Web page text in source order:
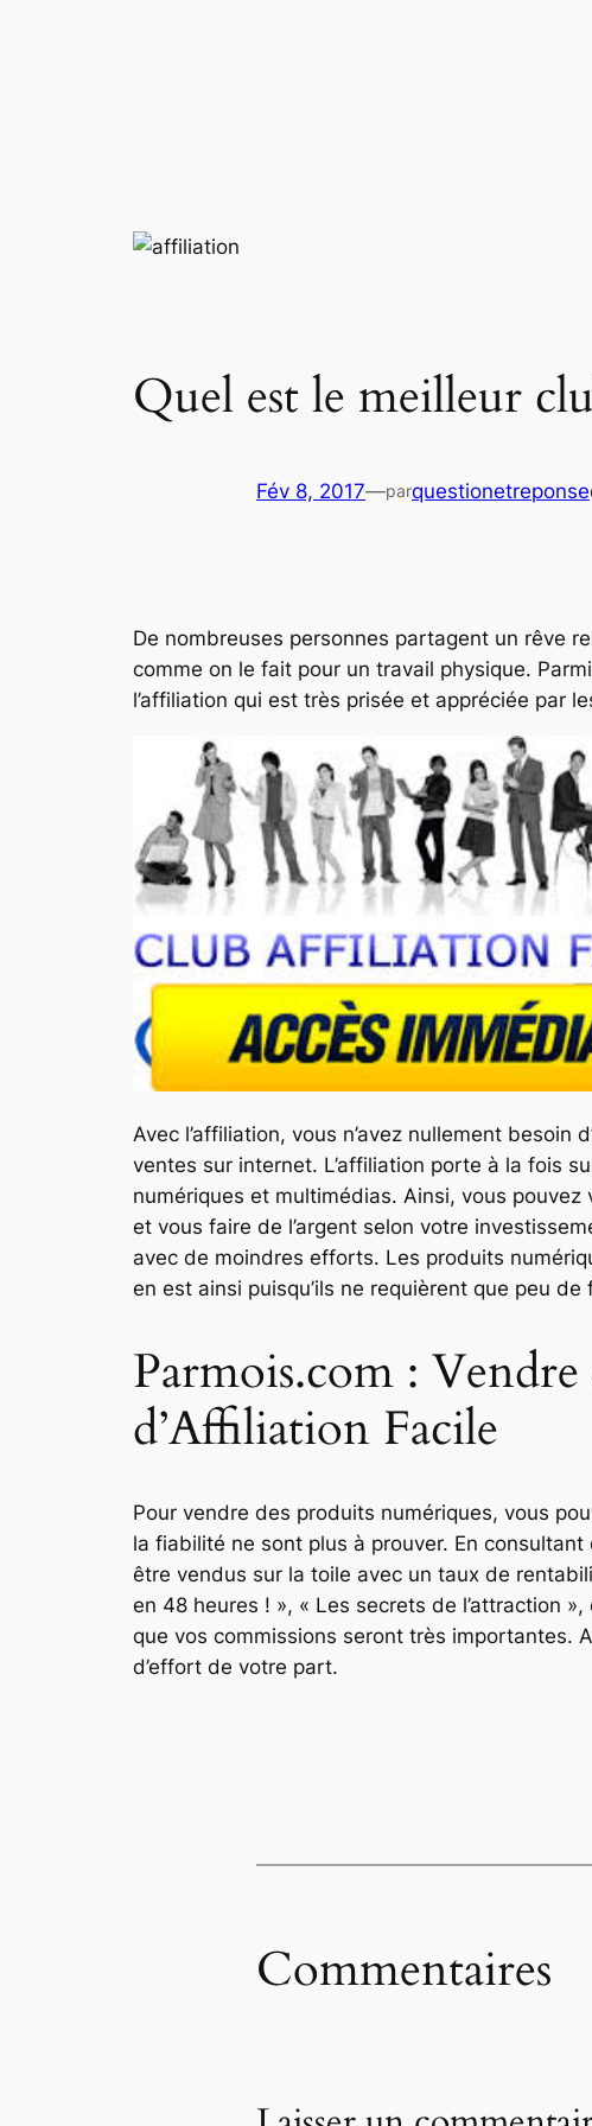
Quel est le meilleur
Fév 8, 2017—parquestionetreponse
De nombreuses personnes partagent un rêve
comme on le fait pour un travail physique.
l’affiliation qui est très prisée et appréciée par
Avec l’affiliation, vous n’avez nullement
ventes sur internet. L’affiliation porte à la fois
numériques et multimédias. Ainsi, vous
et vous faire de l’argent selon votre
avec de moindres efforts. Les produits
en est ainsi puisqu’ils ne requièrent que peu
Parmois.com :
d’Affiliation Facile
Pour vendre des produits numériques, vous
la fiabilité ne sont plus à prouver. En
être vendus sur la toile avec un taux de
en 48 heures ! », « Les secrets de l’attraction
que vos commissions seront très importantes.
d’effort de votre part.
Commentaires